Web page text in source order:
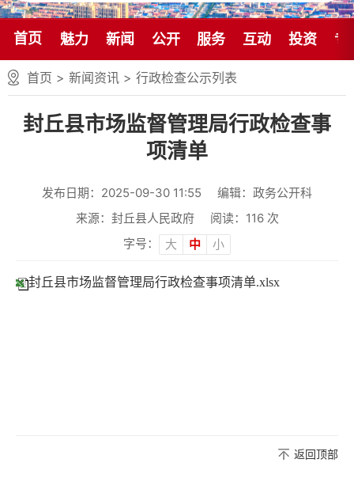
首页 魅力 新闻 公开 服务 互动 投资 专
首页 > 新闻资讯 > 行政检查公示列表
封丘县市场监督管理局行政检查事
项清单
发布日期：2025-09-30 11:55
编辑：政务公开科
来源：封丘县人民政府
阅读： 116次
字号：
大 中 小
封丘县市场监督管理局行政检查事项清单.xlsx
返回顶部